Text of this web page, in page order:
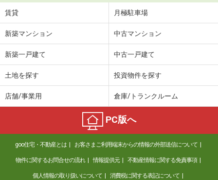
山口県柳井市山根
5.10万円
山口県下松市望町１丁目
7.80万円
住 所
山口県下松市望町１丁目
専有面積 69.18m²
間取り
2LDK
山口県光市浅江７丁目
賃貸 月極駐車場
新築マンション 中古マンション
新築一戸建て 中古一戸建て
土地を探す 投資物件を探す
店舗/事業用 倉庫/トランクルーム
PC版へ
goo住宅・不動産とは お客さまご利用端末からの情報の外部送信について
物件に関するお問合せの流れ 情報提供元 不動産情報に関する免責事項
個人情報の取り扱いについて 消費税に関する表記について